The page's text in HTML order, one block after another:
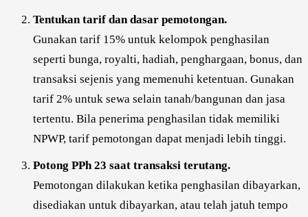
Tentukan tarif dan dasar pemotongan.
Gunakan tarif 15% untuk kelompok penghasilan
seperti bunga, royalti, hadiah, penghargaan, bonus, dan
transaksi sejenis yang memenuhi ketentuan. Gunakan
tarif 2% untuk sewa selain tanah/bangunan dan jasa
tertentu. Bila penerima penghasilan tidak memiliki
NPWP, tarif pemotongan dapat menjadi lebih tinggi.
Potong PPh 23 saat transaksi terutang.
Pemotongan dilakukan ketika penghasilan dibayarkan,
disediakan untuk dibayarkan, atau telah jatuh tempo